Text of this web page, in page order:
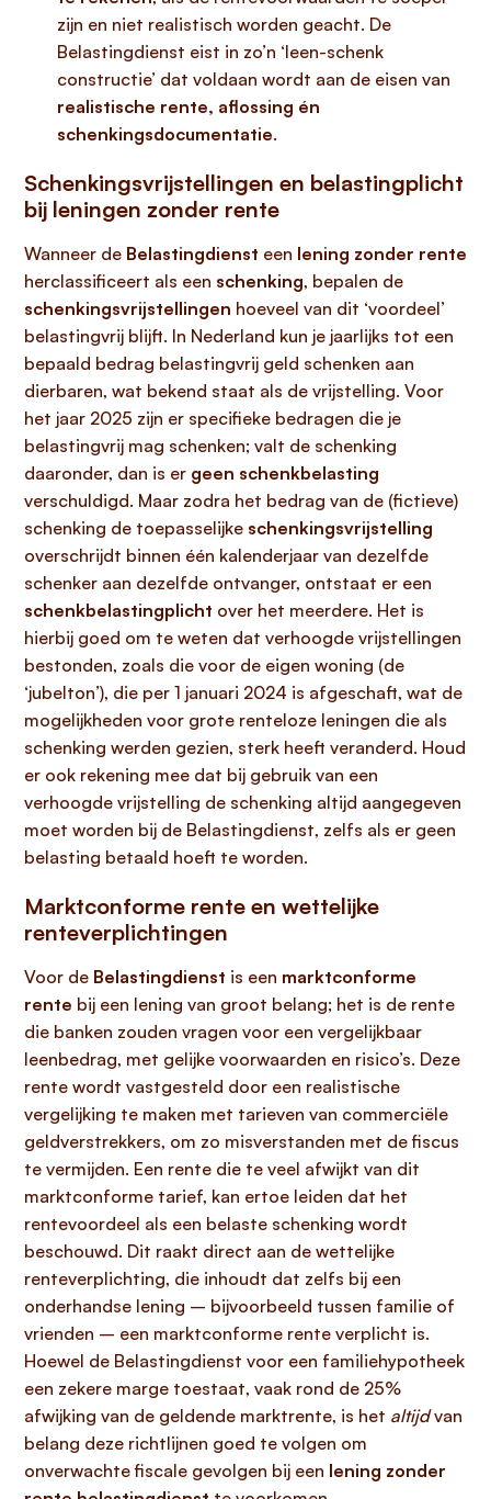
zijn en niet realistisch worden geacht. De
Belastingdienst eist in zo’n ‘leen-schenk
constructie’ dat voldaan wordt aan de eisen van
realistische rente, aflossing én
schenkingsdocumentatie.
Schenkingsvrijstellingen en belastingplicht
bij leningen zonder rente
Wanneer de Belastingdienst een lening zonder rente
herclassificeert als een schenking, bepalen de
schenkingsvrijstellingen hoeveel van dit ‘voordeel’
belastingvrij blijft. In Nederland kun je jaarlijks tot een
bepaald bedrag belastingvrij geld schenken aan
dierbaren, wat bekend staat als de vrijstelling. Voor
het jaar 2025 zijn er specifieke bedragen die je
belastingvrij mag schenken; valt de schenking
daaronder, dan is er geen schenkbelasting
verschuldigd. Maar zodra het bedrag van de (fictieve)
schenking de toepasselijke schenkingsvrijstelling
overschrijdt binnen één kalenderjaar van dezelfde
schenker aan dezelfde ontvanger, ontstaat er een
schenkbelastingplicht over het meerdere. Het is
hierbij goed om te weten dat verhoogde vrijstellingen
bestonden, zoals die voor de eigen woning (de
‘jubelton’), die per 1 januari 2024 is afgeschaft, wat de
mogelijkheden voor grote renteloze leningen die als
schenking werden gezien, sterk heeft veranderd. Houd
er ook rekening mee dat bij gebruik van een
verhoogde vrijstelling de schenking altijd aangegeven
moet worden bij de Belastingdienst, zelfs als er geen
belasting betaald hoeft te worden.
Marktconforme rente en wettelijke
renteverplichtingen
Voor de Belastingdienst is een marktconforme
rente bij een lening van groot belang; het is de rente
die banken zouden vragen voor een vergelijkbaar
leenbedrag, met gelijke voorwaarden en risico’s. Deze
rente wordt vastgesteld door een realistische
vergelijking te maken met tarieven van commerciële
geldverstrekkers, om zo misverstanden met de fiscus
te vermijden. Een rente die te veel afwijkt van dit
marktconforme tarief, kan ertoe leiden dat het
rentevoordeel als een belaste schenking wordt
beschouwd. Dit raakt direct aan de wettelijke
renteverplichting, die inhoudt dat zelfs bij een
onderhandse lening – bijvoorbeeld tussen familie of
vrienden – een marktconforme rente verplicht is.
Hoewel de Belastingdienst voor een familiehypotheek
een zekere marge toestaat, vaak rond de 25%
afwijking van de geldende marktrente, is het altijdvan
belang deze richtlijnen goed te volgen om
onverwachte fiscale gevolgen bij een lening zonder